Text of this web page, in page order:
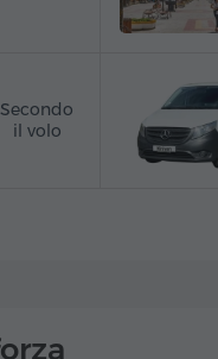
Secondo
il volo